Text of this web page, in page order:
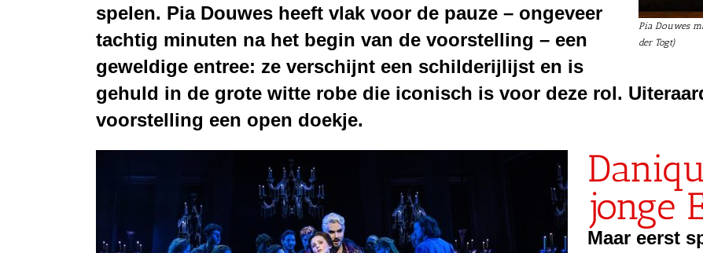
Pia Douwes
der Togt)
spelen. Pia Douwes heeft vlak voor de pauze – ongeveer
tachtig minuten na het begin van de voorstelling – een
geweldige entree: ze verschijnt een schilderijlijst en is
gehuld in de grote witte robe die iconisch is voor deze rol. U
voorstelling een open doekje.
jonge
Maar eerst